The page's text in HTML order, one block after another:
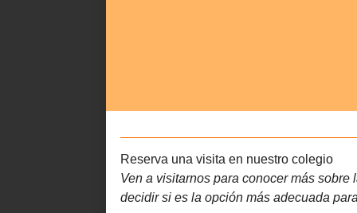
Reserva una visita en nuestro colegio
Ven a visitarnos para conocer más sobre
decidir si es la opción más adecuada